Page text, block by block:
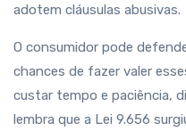
adotem cláusulas abusivas.
O consumidor pode
chances de fazer valer
custar tempo e paciência,
lembra que a Lei 9.656